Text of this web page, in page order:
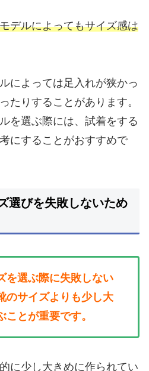
デルによってもサイズ感は
によっては足入れが狭かっ
たりすることがあります。
を選ぶ際には、試着をする
にすることがおすすめで
選びを失敗しないため
を選ぶ際に失敗しない
のサイズよりも少し大
ことが重要です。
に少し大きめに作られてい